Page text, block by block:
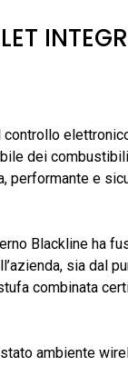
dei combustibili
performante e
Blackline ha
sia dal
combinata
ambiente